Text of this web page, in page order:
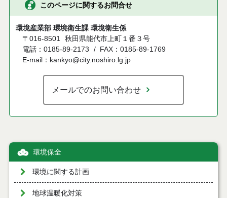
このページに関するお問合せ
環境産業部 環境衛生課 環境衛生係
〒016-8501 秋田県能代市上町１番３号
電話：0185-89-2173
FAX：0185-89-1769
E-mail：kankyo@city.noshiro.lg.jp
メールでのお問い合わせ
環境保全
環境に関する計画
地球温暖化対策